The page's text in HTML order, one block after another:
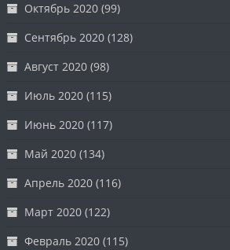
Октябрь 2020 (99)
Сентябрь 2020 (128)
Август 2020 (98)
Июль 2020 (115)
Июнь 2020 (117)
Май 2020 (134)
Апрель 2020 (116)
Март 2020 (122)
Февраль 2020 (115)